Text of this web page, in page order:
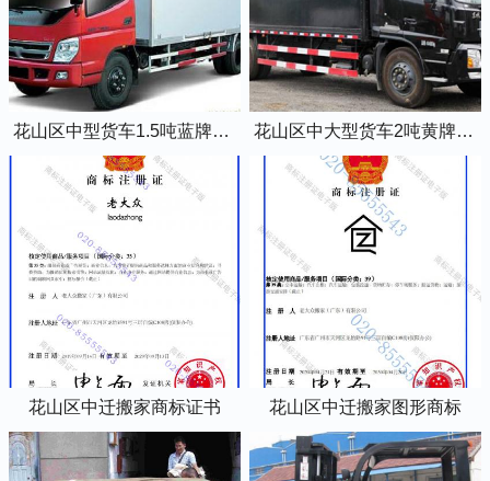
花山区中型货车1.5吨蓝牌4米2厢式货车 花山区中大型货车2吨黄牌5米2厢式货车
花山区中迁搬家商标证书 花山区中迁搬家图形商标